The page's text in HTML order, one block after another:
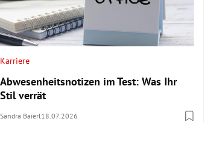
Karriere
Abwesenheitsnotizen im Test: Was Ihr
Stil verrät
Sandra Baierl18.07.2026